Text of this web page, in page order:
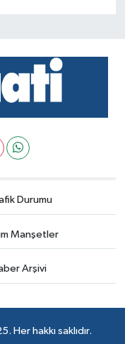
Durumu
Manşetler
Arşivi
Her hakkı saklıdır.